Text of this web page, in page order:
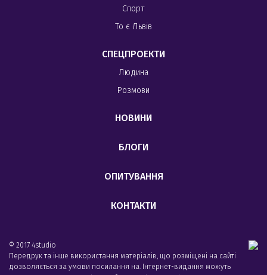
Спорт
То є Львів
СПЕЦПРОЕКТИ
Людина
Розмови
НОВИНИ
БЛОГИ
ОПИТУВАННЯ
КОНТАКТИ
© 2017 4studio
Передрук та інше використання матеріалів, що розміщені на сайті
дозволяється за умови посилання на. Інтернет-видання можуть